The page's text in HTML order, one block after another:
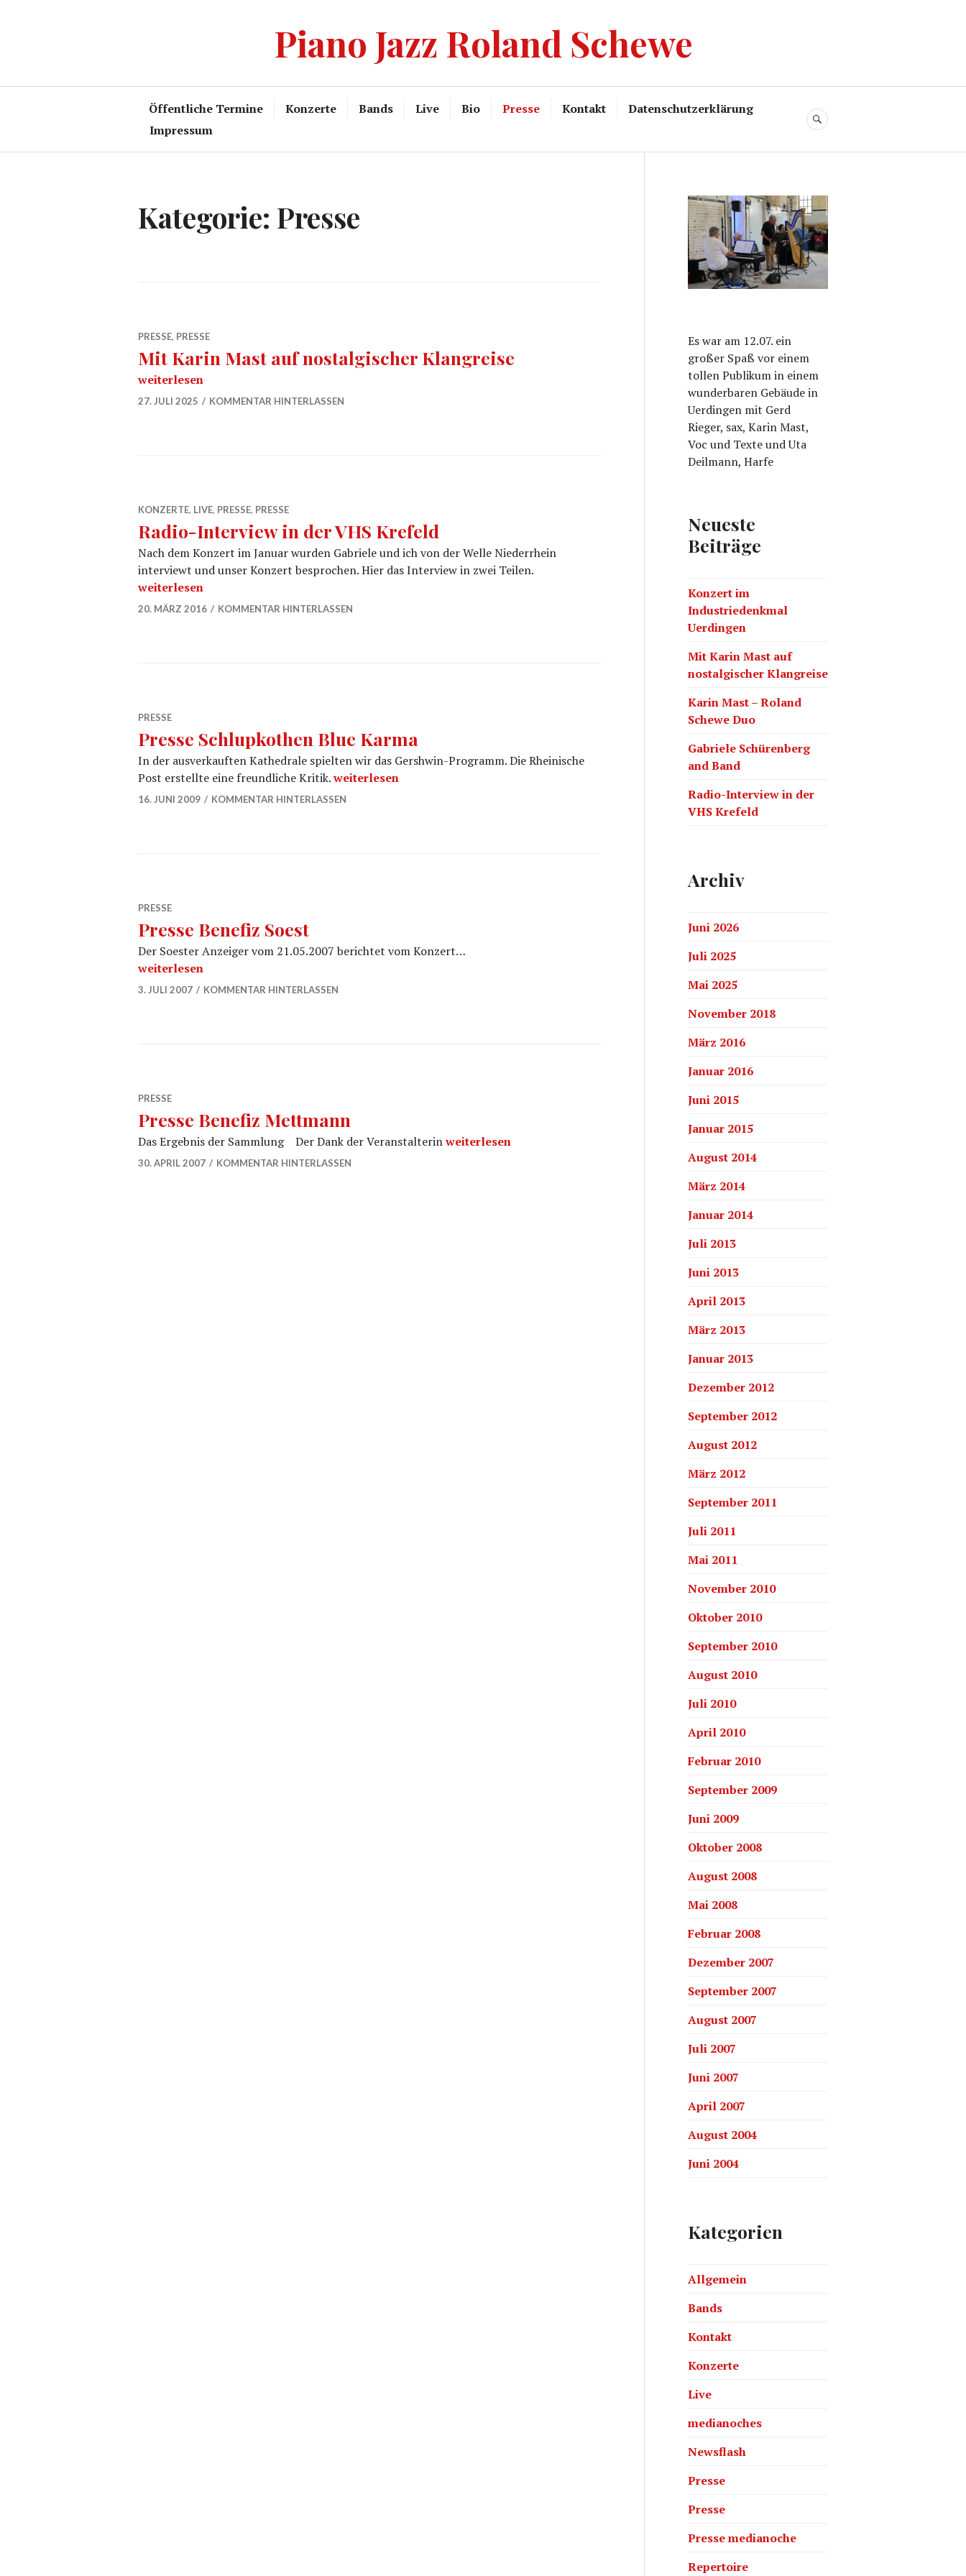
Piano Jazz Roland Schewe
Öffentliche Termine Konzerte Bands Live Bio Presse Kontakt
Datenschutzerklärung
Impressum
SUCHE
Kategorie: Presse
PRESSE, PRESSE
Mit Karin Mast auf nostalgischer Klangreise
Mit Karin Mast auf nostalgischer Klangreise
weiterlesen
27. JULI 2025 KOMMENTAR HINTERLASSEN
KONZERTE, LIVE, PRESSE, PRESSE
Radio-Interview in der VHS Krefeld
Nach dem Konzert im Januar wurden Gabriele und ich von der Welle Niederrhein
interviewt und unser Konzert besprochen. Hier das Interview in zwei Teilen.
Radio-Interview in der VHS Krefeld
weiterlesen
20. MÄRZ 2016 KOMMENTAR HINTERLASSEN
PRESSE
Presse Schlupkothen Blue Karma
In der ausverkauften Kathedrale spielten wir das Gershwin-Programm. Die Rheinische
Post erstellte eine freundliche Kritik.Presse Schlupkothen Blue Karma
weiterlesen
16. JUNI 2009 KOMMENTAR HINTERLASSEN
PRESSE
Presse Benefiz Soest
Der Soester Anzeiger vom 21.05.2007 berichtet vom Konzert…
“Presse Benefiz Soest”
weiterlesen
3. JULI 2007 KOMMENTAR HINTERLASSEN
PRESSE
Presse Benefiz Mettmann
Das Ergebnis der Sammlung Der Dank der VeranstalterinPresse Benefiz Mettmann
weiterlesen
30. APRIL 2007 KOMMENTAR HINTERLASSEN
Es war am 12.07. ein
großer Spaß vor einem
tollen Publikum in einem
wunderbaren Gebäude in
Uerdingen mit Gerd
Rieger, sax, Karin Mast,
Voc und Texte und Uta
Deilmann, Harfe
Neueste
Beiträge
Konzert im
Industriedenkmal
Uerdingen
Mit Karin Mast auf
nostalgischer Klangreise
Karin Mast – Roland
Schewe Duo
Gabriele Schürenberg
and Band
Radio-Interview in der
VHS Krefeld
Archiv
Juni 2026
Juli 2025
Mai 2025
November 2018
März 2016
Januar 2016
Juni 2015
Januar 2015
August 2014
März 2014
Januar 2014
Juli 2013
Juni 2013
April 2013
März 2013
Januar 2013
Dezember 2012
September 2012
August 2012
März 2012
September 2011
Juli 2011
Mai 2011
November 2010
Oktober 2010
September 2010
August 2010
Juli 2010
April 2010
Februar 2010
September 2009
Juni 2009
Oktober 2008
August 2008
Mai 2008
Februar 2008
Dezember 2007
September 2007
August 2007
Juli 2007
Juni 2007
April 2007
August 2004
Juni 2004
Kategorien
Allgemein
Bands
Kontakt
Konzerte
Live
medianoches
Newsflash
Presse
Presse
Presse medianoche
Repertoire